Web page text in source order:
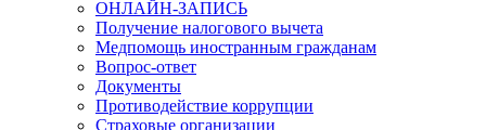
ОНЛАЙН-ЗАПИСЬ
Получение налогового вычета
Медпомощь иностранным гражданам
Вопрос-ответ
Документы
Противодействие коррупции
Страховые организации